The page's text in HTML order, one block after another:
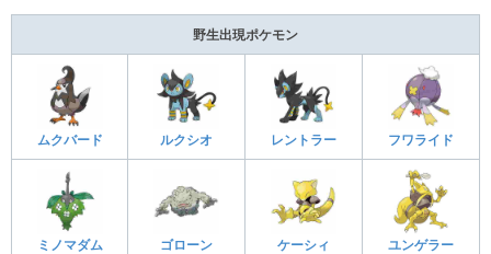
野生出現ポケモン
ムクバード ルクシオ レントラー フワライド
ミノマダム ゴローン ケーシィ ユンゲラー